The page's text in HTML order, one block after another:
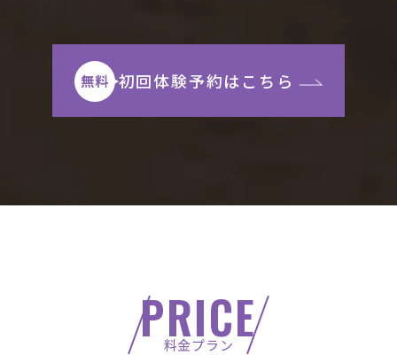
初回体験予約はこちら
PRICE
料金プラン